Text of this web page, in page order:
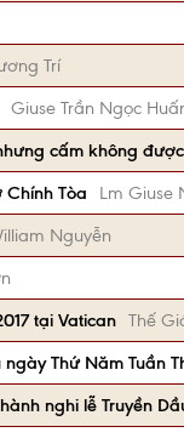
Trí
Giuse Trần Ngọc
cấm không
Chính Tòa
Lm Giuse
Nguyễn
tại Vatican Thế
Thứ Năm Tuần
nghi lễ Truyền